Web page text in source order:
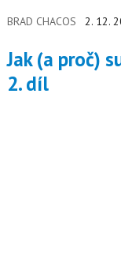
BRAD CHACOS 2. 12.
Jak (a proč) surfovat na webu v utajení -
2. díl